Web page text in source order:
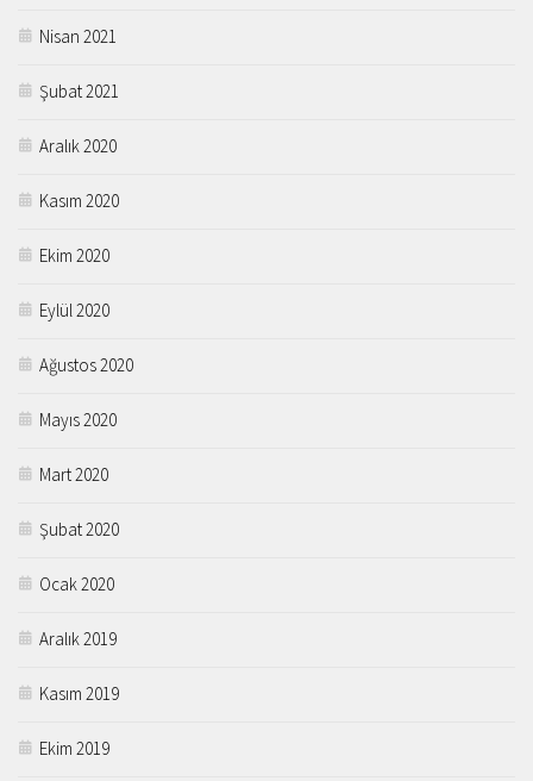
Nisan 2021
Şubat 2021
Aralık 2020
Kasım 2020
Ekim 2020
Eylül 2020
Ağustos 2020
Mayıs 2020
Mart 2020
Şubat 2020
Ocak 2020
Aralık 2019
Kasım 2019
Ekim 2019